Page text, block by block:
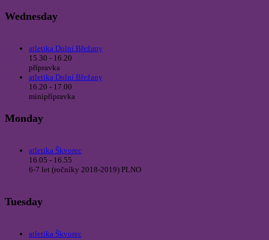
Wednesday
atletika Dolní Břežany
15.30 - 16.20
přípravka
atletika Dolní Břežany
16.20 - 17.00
minipřípravka
Monday
atletika Škvorec
16.05 - 16.55
6-7 let (ročníky 2018-2019) PLNO
Tuesday
atletika Škvorec